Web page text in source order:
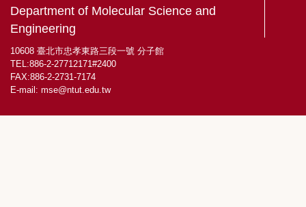
Department of Molecular Science and
Engineering
10608 臺北市忠孝東路三段一號 分子館
TEL:886-2-27712171#2400
FAX:886-2-2731-7174
E-mail: mse@ntut.edu.tw